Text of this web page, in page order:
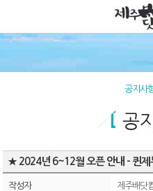
공지사
공
★ 2024년 6~12월 오픈 안내 - 퀸제
작성자 제주배닷